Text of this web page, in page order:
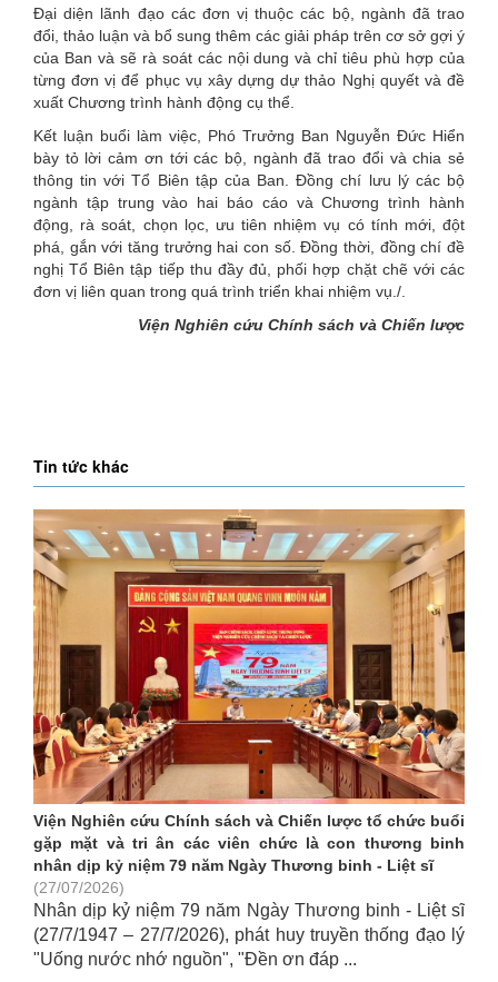
Đại diện lãnh đạo các đơn vị thuộc các bộ, ngành đã trao
đổi, thảo luận và bổ sung thêm các giải pháp trên cơ sở gợi ý
của Ban và sẽ rà soát các nội dung và chỉ tiêu phù hợp của
từng đơn vị để phục vụ xây dựng dự thảo Nghị quyết và đề
xuất Chương trình hành động cụ thể.
Kết luận buổi làm việc, Phó Trưởng Ban Nguyễn Đức Hiển
bày tỏ lời cảm ơn tới các bộ, ngành đã trao đổi và chia sẻ
thông tin với Tổ Biên tập của Ban. Đồng chí lưu lý các bộ
ngành tập trung vào hai báo cáo và Chương trình hành
động, rà soát, chọn lọc, ưu tiên nhiệm vụ có tính mới, đột
phá, gắn với tăng trưởng hai con số. Đồng thời, đồng chí đề
nghị Tổ Biên tập tiếp thu đầy đủ, phối hợp chặt chẽ với các
đơn vị liên quan trong quá trình triển khai nhiệm vụ./.
Viện Nghiên cứu Chính sách và Chiến lược
Tin tức khác
Viện Nghiên cứu Chính sách và Chiến lược tổ chức buổi
gặp mặt và tri ân các viên chức là con thương binh
nhân dịp kỷ niệm 79 năm Ngày Thương binh - Liệt sĩ
(27/07/2026)
Nhân dịp kỷ niệm 79 năm Ngày Thương binh - Liệt sĩ
(27/7/1947 – 27/7/2026), phát huy truyền thống đạo lý
"Uống nước nhớ nguồn", "Đền ơn đáp ...